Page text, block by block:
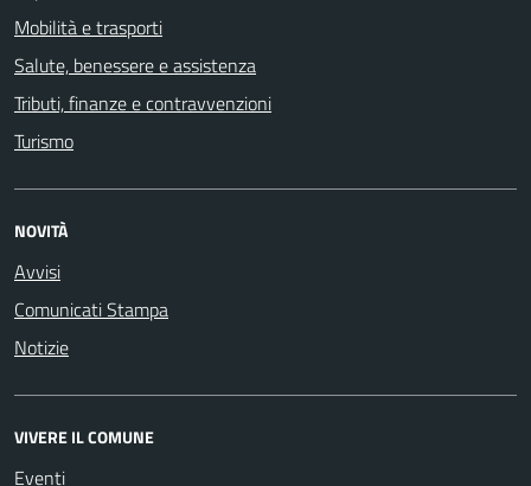
Mobilità e trasporti
Salute, benessere e assistenza
Tributi, finanze e contravvenzioni
Turismo
NOVITÀ
Avvisi
Comunicati Stampa
Notizie
VIVERE IL COMUNE
Eventi